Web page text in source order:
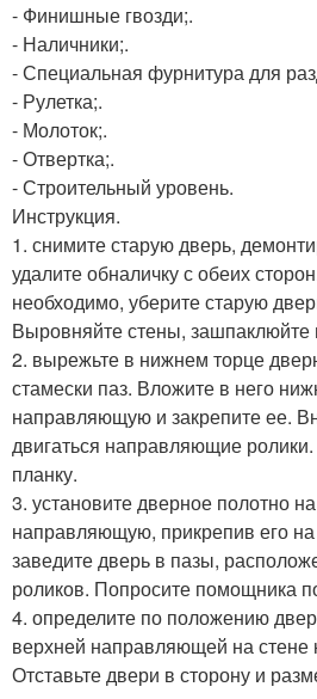
- Финишные гвозди;.
- Наличники;.
- Специальная фурнитура для
- Рулетка;.
- Молоток;.
- Отвертка;.
- Строительный уровень.
Инструкция.
1. снимите старую дверь,
удалите обналичку с обеих
необходимо, уберите старую
Выровняйте стены,
2. вырежьте в нижнем торце
стамески паз. Вложите в него
направляющую и закрепите ее.
двигаться направляющие
планку.
3. установите дверное полотно
направляющую, прикрепив его на
заведите дверь в пазы,
роликов. Попросите помощника
4. определите по положению
верхней направляющей на
Отставьте двери в сторону и